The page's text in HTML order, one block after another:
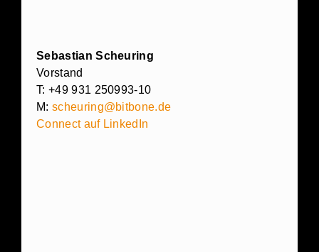
Sebastian Scheuring
Vorstand
T: +49 931 250993-10
M: scheuring@bitbone.de
Connect auf LinkedIn